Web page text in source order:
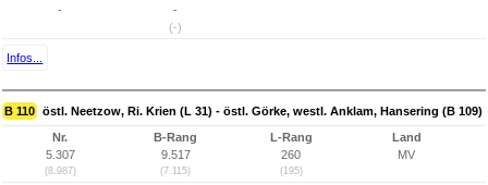
-
-
(-)
Infos...
B 110 östl. Neetzow, Ri. Krien (L 31) - östl. Görke, westl. Anklam, Hansering (B 109)
Nr.
5.307
(8.987)
B-Rang
9.517
(7.115)
L-Rang
260
(195)
Land
MV